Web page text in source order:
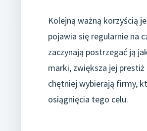
Kolejną ważną korzyścią
pojawia się regularnie na
zaczynają postrzegać ją
marki, zwiększa jej
chętniej wybierają firmy,
osiągnięcia tego celu.